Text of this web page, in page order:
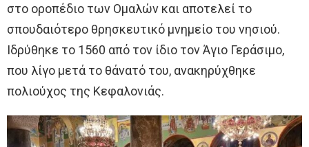
στο οροπέδιο των Ομαλών και αποτελεί το
σπουδαιότερο θρησκευτικό μνημείο του νησιού.
Ιδρύθηκε το 1560 από τον ίδιο τον Άγιο Γεράσιμο,
που λίγο μετά το θάνατό του, ανακηρύχθηκε
πολιούχος της Κεφαλονιάς.